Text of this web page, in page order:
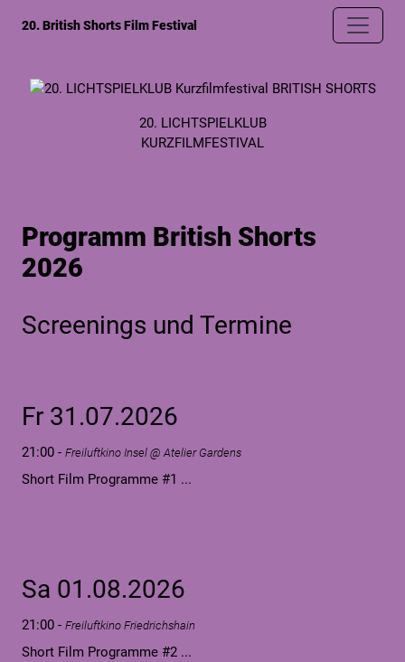
20. British Shorts Film Festival
20. LICHTSPIELKLUB
KURZFILMFESTIVAL
Programm British Shorts
2026
Screenings und Termine
Fr 31.07.2026
21:00 - Freiluftkino Insel @ Atelier Gardens
Short Film Programme #1 ...
Sa 01.08.2026
21:00 - Freiluftkino Friedrichshain
Short Film Programme #2 ...